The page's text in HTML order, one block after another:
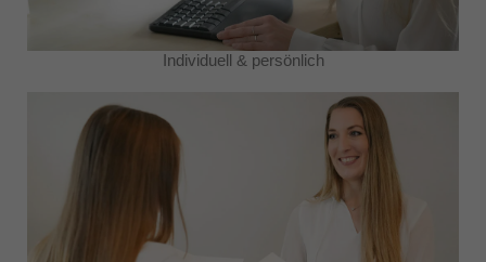
Individuell & persönlich